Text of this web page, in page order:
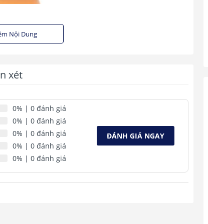
với người dùng, HKC từ trước đến nay vẫn luôn được biết tới
yêu thương hơn. Và lần này, vẫn tiếp tục kế thừa những ưu
đồ họa với độ phân giải lên tới 4K! Mẫu màn hình máy tính
Nội Dung
xét
0% | 0 đánh giá
0% | 0 đánh giá
0% | 0 đánh giá
0% | 0 đánh giá
0% | 0 đánh giá
ĐÁNH GIÁ NGAY